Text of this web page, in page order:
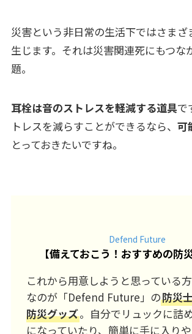
災害という非日常の生活下ではさま
生じます。それは災害関連死にもつな
題。
耳栓は音のストレスを軽減する道具で
トレスを減らすことができるなら、 可
とっておきたいですね。
Defend Future
【備えておこう！おすすめの防
これから用意しようと思っている
なのが「Defend Future」の防災
防災グッズ。自分でリュックに詰
になっていたり、簡単に手に入り